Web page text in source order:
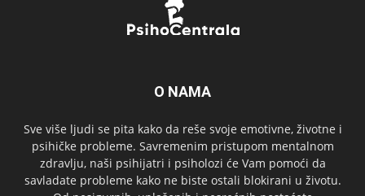
O NAMA
Sve više ljudi se pita kako da reše svoje emotivne, životne i
psihičke probleme. Savremenim pristupom mentalnom
zdravlju, naši psihijatri i psiholozi će Vam pomoći da
savladate probleme kako ne biste ostali blokirani u životu.